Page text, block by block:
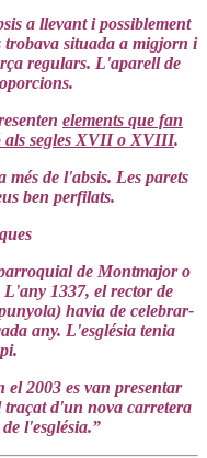
a llevant i possiblement
trobava situada a migjorn i
regulars. L'aparell de
elements que fan
als segles XVII o XVIII.
més de l'absis. Les parets
ben perfilats.
de Montmajor o
1337, el rector de
havia de celebrar-
any. L'església tenia
2003 es van presentar
traçat d'un nova carretera
l'església.”